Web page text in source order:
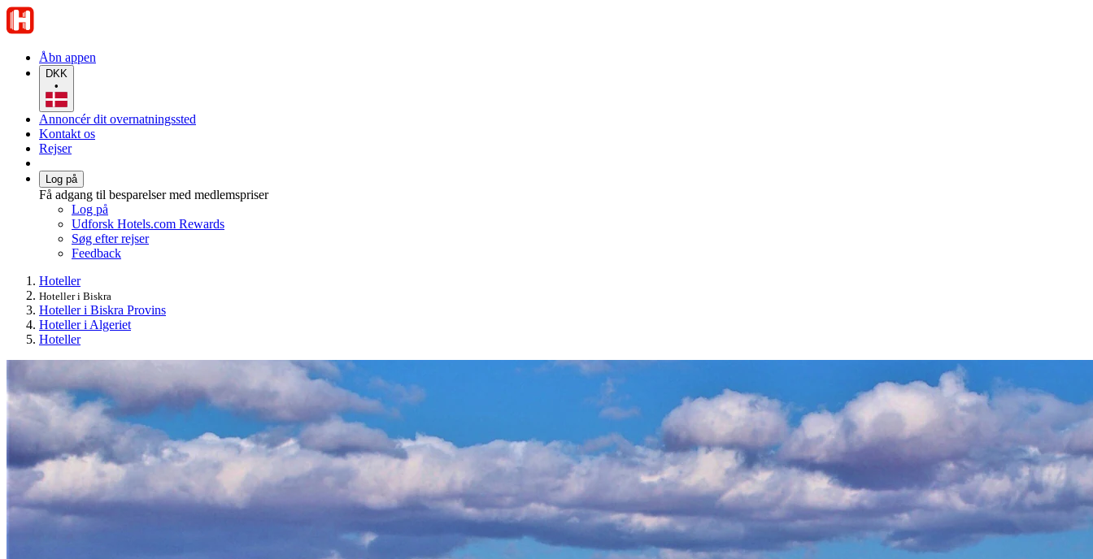
Åbn appen
DKK
•
Annoncér dit overnatningssted
Kontakt os
Rejser
Log på
Få adgang til besparelser med medlemspriser
Log på
Udforsk Hotels.com Rewards
Søg efter rejser
Feedback
Hoteller
Hoteller i Biskra
Hoteller i Biskra Provins
Hoteller i Algeriet
Hoteller